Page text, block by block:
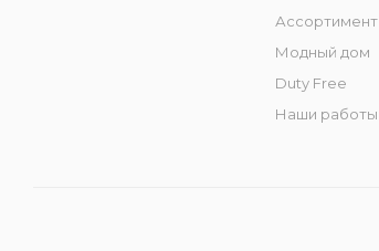
Ассортимент
Модный дом
Duty Free
Наши работы